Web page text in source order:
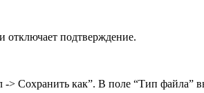
отключает подтверждение.
-> Сохранить как”. В поле “Тип файла”